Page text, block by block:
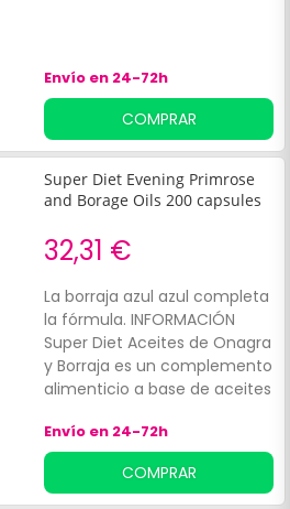
Envío en 24-72h
COMPRAR
Super Diet Evening Primrose
and Borage Oils 200 capsules
32,31 €
La borraja azul azul completa
la fórmula. INFORMACIÓN
Super Diet Aceites de Onagra
y Borraja es un complemento
alimenticio a base de aceites
piel normal y para favorecer
una piel bonita.
Envío en 24-72h
COMPRAR